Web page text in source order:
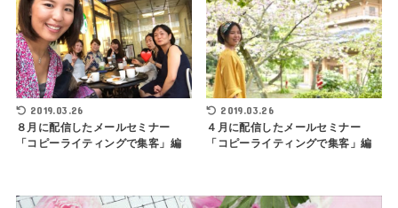
2019.03.26
８月に配信したメールセミナー
「コピーライティングで集客」編
2019.03.26
４月に配信したメールセミナー
「コピーライティングで集客」編